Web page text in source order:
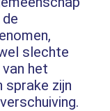
slechte
het
sprake zijn